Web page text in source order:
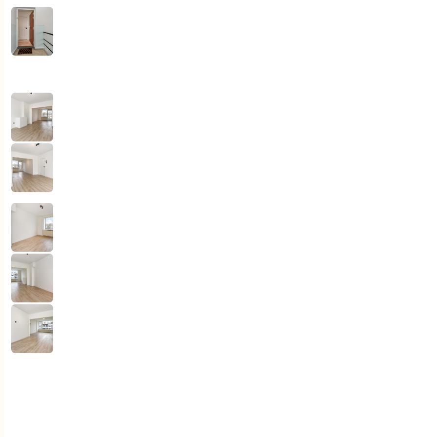
Ga naar hoofdinhoud
Woningaanbod
Aankoop
Verkoop
Diensten
Over ons
Klantenervaringen
Documenten
Contact
Woningaanbod
Aankoop
Verkoop
Diensten
Over ons
Klantenervaringen
Documenten
Contact